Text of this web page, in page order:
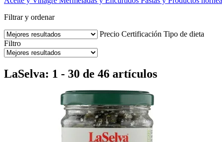
Filtrar y ordenar
Precio Certificación Tipo de dieta
Filtro
LaSelva: 1 - 30 de 46 artículos